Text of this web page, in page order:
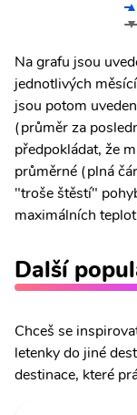
Na grafu jsou
jednotlivých
jsou potom
(průměr za
předpokládat, že
průměrné (plná
"troše štěstí"
maximálních
Další
Chceš se
letenky do jiné
destinace, které